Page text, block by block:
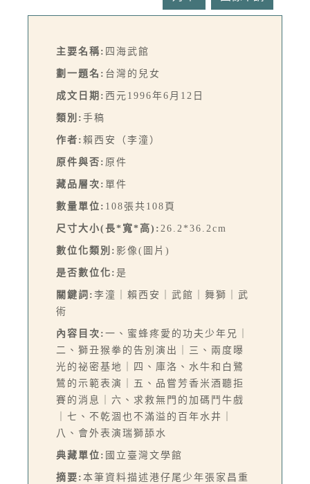
主要名稱: 四海武館
劃一題名: 台灣的兒女
成文日期: 西元1996年6月12日
類別: 手稿
作者: 賴西安（李潼）
原件與否: 原件
藏品層次: 單件
數量單位: 108張共108頁
尺寸大小(長*寬*高): 26.2*36.2cm
數位化類別: 影像(圖片)
是否數位化: 是
關鍵詞: 李潼｜賴西安｜武館｜舞獅｜武
術
內容目次: 一、蜜蜂疼愛的功夫少年兄｜
二、獅丑猴拳的告別演出｜三、兩度曝
光的祕密基地｜四、庫洛、水牛和白鷺
鷥的示範表演｜五、品嘗芳香米酒聽拒
賽的消息｜六、求救無門的加碼鬥牛戲
｜七、不乾涸也不滿溢的百年水井｜
八、會外表演瑞獅舔水
典藏單位: 國立臺灣文學館
摘要: 本筆資料描述港仔尾少年張家昌重